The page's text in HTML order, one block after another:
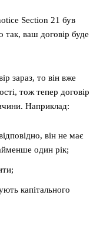
Section 21 був
так, ваш договір буде
зараз, то він вже
тож тепер договір
Наприклад:
він не має
один рік;
капітального